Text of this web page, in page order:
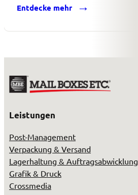
Entdecke mehr
Leistungen
Post-Management
Verpackung & Versand
Lagerhaltung & Auftragsabwicklung
Grafik & Druck
Crossmedia